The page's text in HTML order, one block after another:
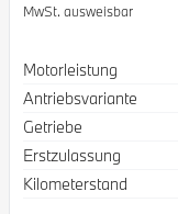
MwSt. ausweisbar
Spezifikation
Motorleistung
Antriebsvariante
Getriebe
Erstzulassung
Kilometerstand